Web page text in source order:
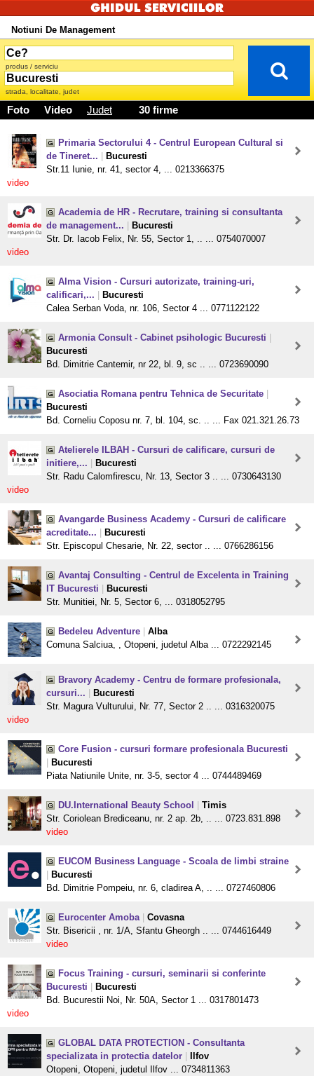
Notiuni De Management
produs / serviciu
strada, localitate, judet
Foto Video Judet 30 firme
Primaria Sectorului 4 - Centrul European Cultural si
de Tineret...
Bucuresti
Str.11 Iunie, nr. 41, sector 4, ... 0213366375
video
Academia de HR - Recrutare, training si consultanta
de management...
Bucuresti
Str. Dr. Iacob Felix, Nr. 55, Sector 1, .. ... 0754070007
video
Alma Vision - Cursuri autorizate, training-uri,
calificari,...
Bucuresti
Calea Serban Voda, nr. 106, Sector 4 ... 0771122122
Armonia Consult - Cabinet psihologic Bucuresti
Bucuresti
Bd. Dimitrie Cantemir, nr 22, bl. 9, sc .. ... 0723690090
Asociatia Romana pentru Tehnica de Securitate
Bucuresti
Bd. Corneliu Coposu nr. 7, bl. 104, sc. .. ... Fax 021.321.26.73
Atelierele ILBAH - Cursuri de calificare, cursuri de
initiere,...
Bucuresti
Str. Radu Calomfirescu, Nr. 13, Sector 3 .. ... 0730643130
video
Avangarde Business Academy - Cursuri de calificare
acreditate...
Bucuresti
Str. Episcopul Chesarie, Nr. 22, sector .. ... 0766286156
Avantaj Consulting - Centrul de Excelenta in Training
IT Bucuresti
Bucuresti
Str. Munitiei, Nr. 5, Sector 6, ... 0318052795
Bedeleu Adventure
Alba
Comuna Salciua, , Otopeni, judetul Alba ... 0722292145
Bravory Academy - Centru de formare profesionala,
cursuri...
Bucuresti
Str. Magura Vulturului, Nr. 77, Sector 2 .. ... 0316320075
video
Core Fusion - cursuri formare profesionala Bucuresti
Bucuresti
Piata Natiunile Unite, nr. 3-5, sector 4 ... 0744489469
DU.International Beauty School
Timis
Str. Coriolean Brediceanu, nr. 2 ap. 2b, .. ... 0723.831.898
video
EUCOM Business Language - Scoala de limbi straine
Bucuresti
Bd. Dimitrie Pompeiu, nr. 6, cladirea A, .. ... 0727460806
Eurocenter Amoba
Covasna
Str. Bisericii , nr. 1/A, Sfantu Gheorgh .. ... 0744616449
video
Focus Training - cursuri, seminarii si conferinte
Bucuresti
Bucuresti
Bd. Bucurestii Noi, Nr. 50A, Sector 1 ... 0317801473
video
GLOBAL DATA PROTECTION - Consultanta
specializata in protectia datelor
Ilfov
Otopeni, Otopeni, judetul Ilfov ... 0734811363